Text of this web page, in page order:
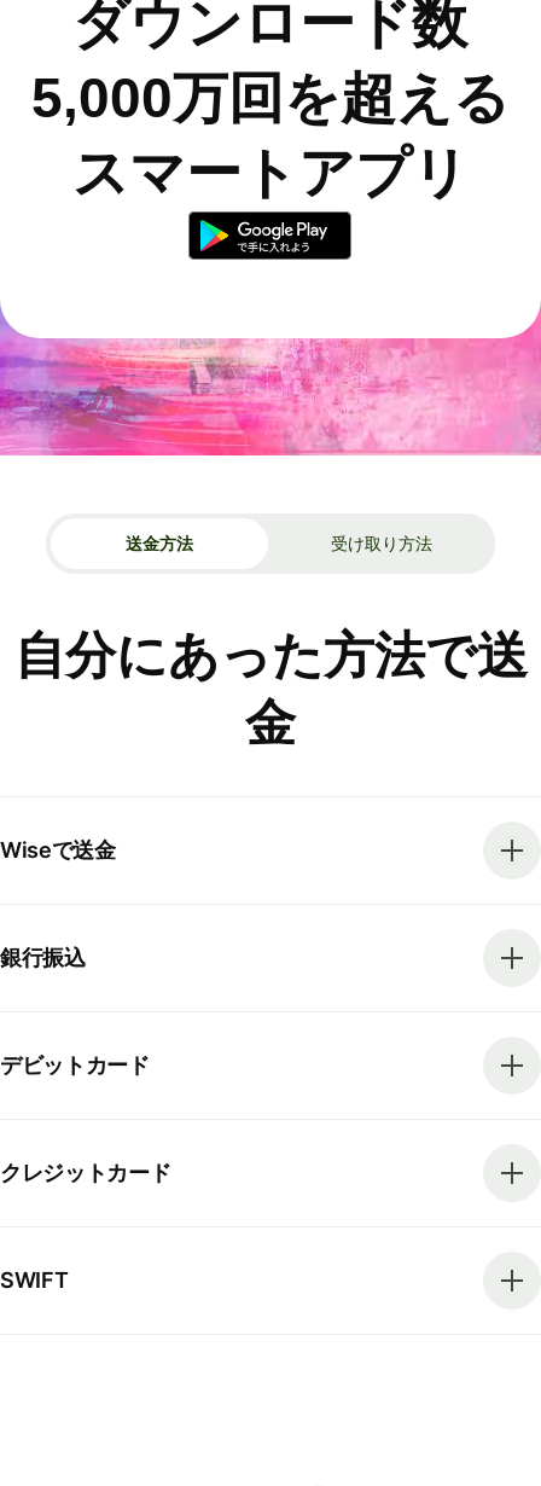
ダウンロード数
5,000万回を超える
スマートアプリ
送金方法 受け取り方法
自分にあった方法で送
金
Wiseで送金
銀行振込
デビットカード
クレジットカード
SWIFT